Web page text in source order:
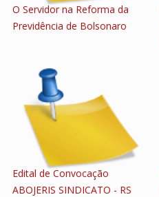
O Servidor na Reforma da
Previdência de Bolsonaro
Edital de Convocação
ABOJERIS SINDICATO - RS